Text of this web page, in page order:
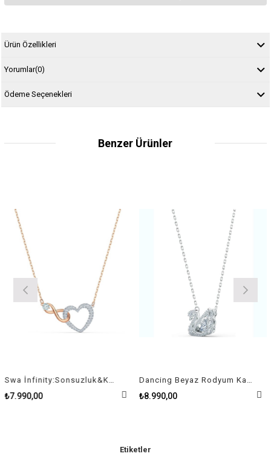
Ürün Özellikleri
Yorumlar(0)
Ödeme Seçenekleri
Benzer Ürünler
Swa İnfinity:Sonsuzluk&Kalp Kolye Pembe Altin Ve Rodyum Kaplama
₺7.990,00
Dancing Beyaz Rodyum Kaplama Kuğu Swan Kolye
₺8.990,00
Etiketler